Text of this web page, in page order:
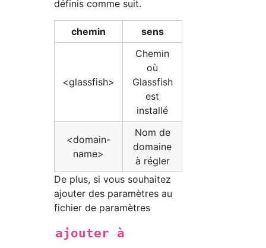
définis comme suit.
chemin sens
<glassfish>
Chemin
où
Glassfish
est
installé
<domain-
name>
Nom de
domaine
à régler
De plus, si vous souhaitez
ajouter des paramètres au
fichier de paramètres
ajouter à